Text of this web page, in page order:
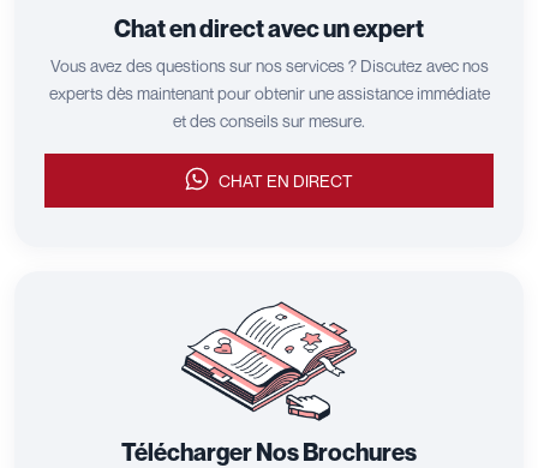
Chat en direct avec un expert
Vous avez des questions sur nos services ? Discutez avec nos
experts dès maintenant pour obtenir une assistance immédiate
et des conseils sur mesure.
CHAT EN DIRECT
Télécharger Nos Brochures